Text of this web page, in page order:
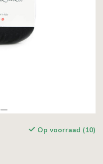
Op voorraad (10)